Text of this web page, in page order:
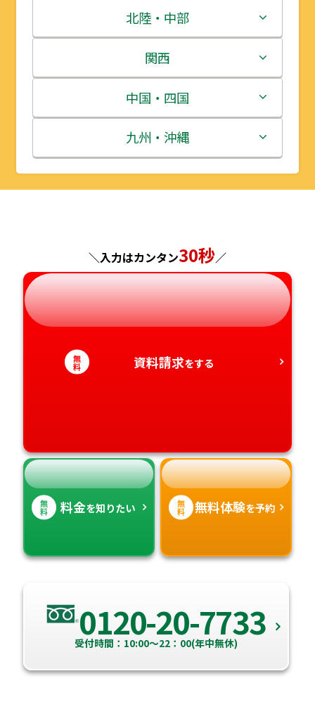
青森県
岩手県
宮城県
秋田県
山形県
茨城県
栃木県
群馬県
埼玉県
千葉県
神奈川県
北陸・中部
新潟県
富山県
石川県
福井県
長野県
岐阜県
静岡県
愛知県
関西
三重県
滋賀県
京都府
兵庫県
奈良県
和歌山県
中国・四国
鳥取県
島根県
広島県
山口県
徳島県
香川県
高知県
九州・沖縄
福岡県
長崎県
熊本県
大分県
宮崎県
沖縄県
＼入力はカンタン30秒／
無
料 資料請求をする
無
料 料金を知りたい 無
料 無料体験を予約
0120-20-7733
受付時間：10:00～22：00(年中無休)